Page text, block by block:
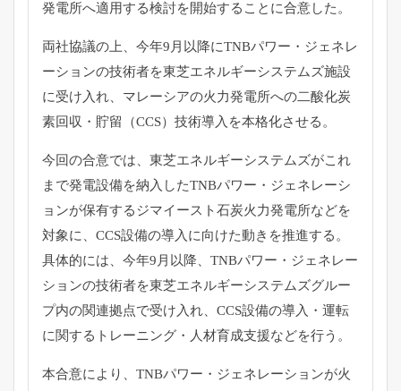
発電所へ適用する検討を開始する ことに合意した。
両社協議の上、今年9月以降にTNBパワー・ ジェネレ
ーションの技術者を東芝エネルギーシステムズ施設
に受け入れ、マレーシアの火力発電所への二酸化炭
素回収・貯留（CCS）技術導入を本格化させる。
今回の合意では、 東芝エネルギーシステムズがこれ
まで発電設備を納入したTNBパワー・ ジェネレーシ
ョンが保有するジマイースト石炭火力発電所などを
対象に、CCS設備の導入に向けた動きを推進する。
具体的には、 今年9月以降、TNBパワー・ ジェネレー
ションの技術者を東芝エネルギーシステムズグルー
プ内の関連拠点で受け入れ、CCS設備の導入・ 運転
に関するトレーニング・人材育成支援などを行う。
本合意により、TNBパワー・ ジェネレーションが火